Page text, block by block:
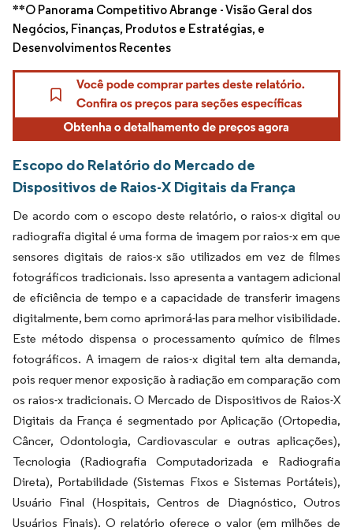
**O Panorama Competitivo Abrange - Visão Geral dos
Negócios, Finanças, Produtos e Estratégias, e
Desenvolvimentos Recentes
Escopo do Relatório do Mercado de
Dispositivos de Raios-X Digitais da França
De acordo com o escopo deste relatório, o raios-x digital ou
radiografia digital é uma forma de imagem por raios-x em que
sensores digitais de raios-x são utilizados em vez de filmes
fotográficos tradicionais. Isso apresenta a vantagem adicional
de eficiência de tempo e a capacidade de transferir imagens
digitalmente, bem como aprimorá-las para melhor visibilidade.
Este método dispensa o processamento químico de filmes
fotográficos. A imagem de raios-x digital tem alta demanda,
pois requer menor exposição à radiação em comparação com
os raios-x tradicionais. O Mercado de Dispositivos de Raios-X
Digitais da França é segmentado por Aplicação (Ortopedia,
Câncer, Odontologia, Cardiovascular e outras aplicações),
Tecnologia (Radiografia Computadorizada e Radiografia
Direta), Portabilidade (Sistemas Fixos e Sistemas Portáteis),
Usuário Final (Hospitais, Centros de Diagnóstico, Outros
Usuários Finais). O relatório oferece o valor (em milhões de